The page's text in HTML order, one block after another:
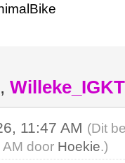
, Willeke_IGKT
11:47 AM (Dit
door Hoekie.)